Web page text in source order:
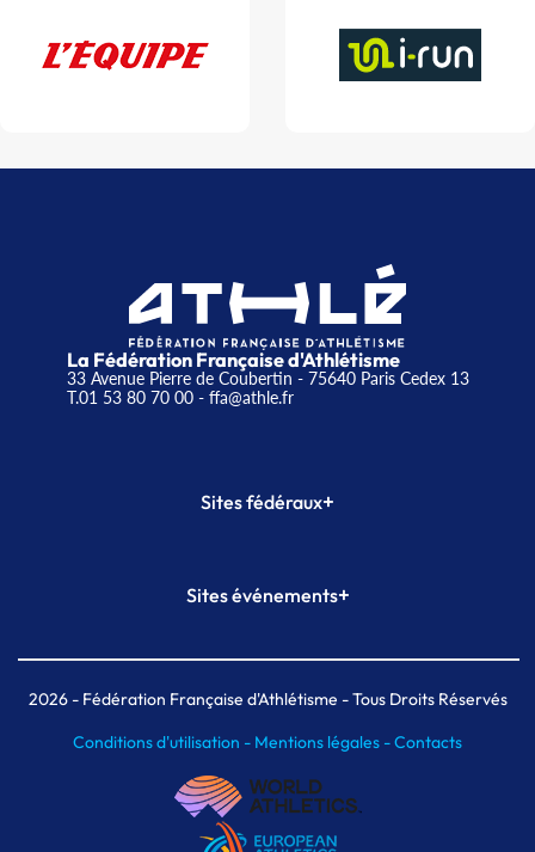
La Fédération Française d'Athlétisme
33 Avenue Pierre de Coubertin - 75640 Paris Cedex 13
T.01 53 80 70 00- ffa@athle.fr
Sites fédéraux+
Plateforme Formation
Sites événements+
Meeting de Paris indoor
MAIF Ekiden de Paris
2026- Fédération Française d'Athlétisme - Tous Droits Réservés
Conditions d'utilisation - Mentions légales -Contacts